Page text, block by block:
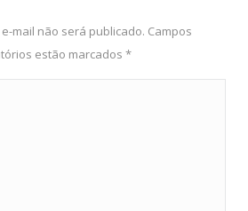
mail não será publicado. Campos
estão marcados *